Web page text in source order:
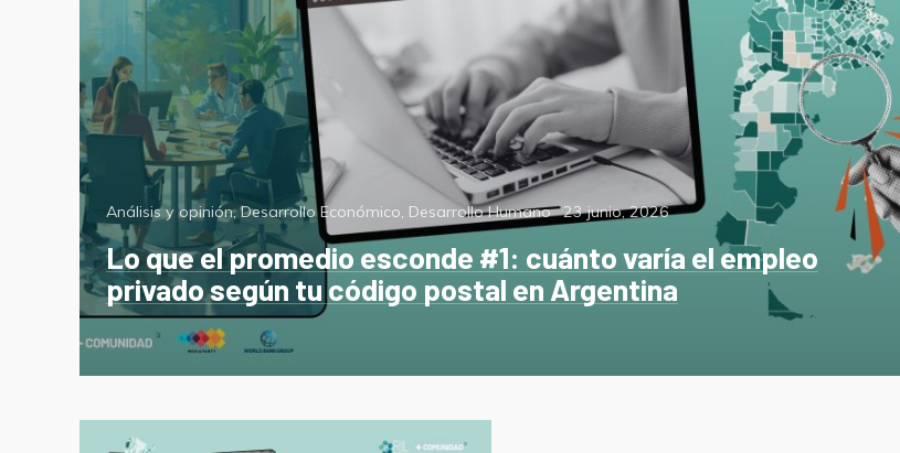
Categorías
Análisis y opinión,Desarrollo Económico, Desarrollo Humano Posted
23 junio, 2026
Lo que el promedio esconde #1: cuánto varía el empleo
privado según tu código postal en Argentina